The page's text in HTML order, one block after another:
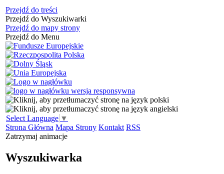
Przejdź do treści
Przejdź do Wyszukiwarki
Przejdź do mapy strony
Przejdź do Menu
Select Language ▼
Strona Główna Mapa Strony Kontakt RSS
Zatrzymaj animacje
Wyszukiwarka